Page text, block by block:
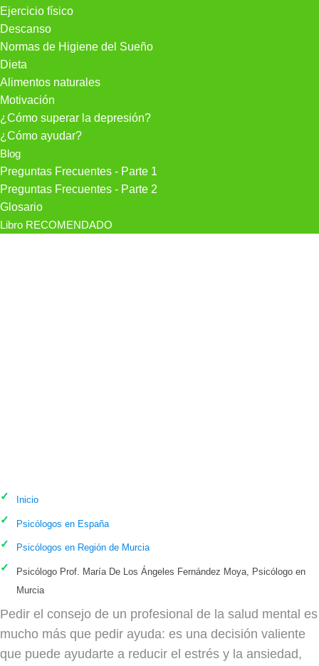
Ejercicio físico
Descanso
Normas de Higiene del Sueño
Dieta
Alimentos naturales
Motivación
¿Cómo superar la depresión?
¿Cómo ayudar?
Blog
Preguntas Frecuentes - Parte 1
Preguntas Frecuentes - Parte 2
Glosario
Libro RECOMENDADO
Inicio
Psicólogos en España
Psicólogos en Región de Murcia
Psicólogo Prof. María De Los Ángeles Fernández Moya, Psicólogo en
Murcia
Pedir el consejo de un profesional de la salud mental es
mucho más que pedir ayuda: es una decisión valiente
que puede ayudarte a reducir el estrés y la ansiedad,